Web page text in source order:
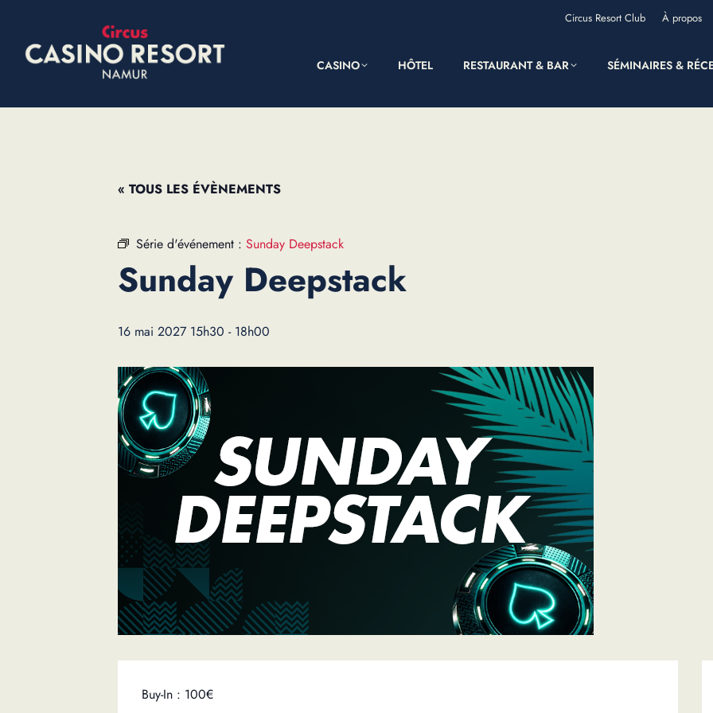
Circus Resort Club À propos
CASINO HÔTEL RESTAURANT & BAR SÉMINAIRES &
« TOUS LES ÉVÈNEMENTS
Série d'événement : Sunday Deepstack
Sunday Deepstack
16 mai 2027 15h30 - 18h00
Buy-In : 100€